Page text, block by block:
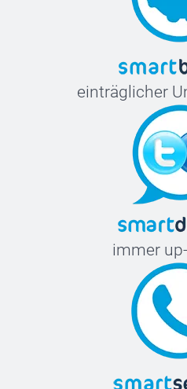
einträglicher
immer